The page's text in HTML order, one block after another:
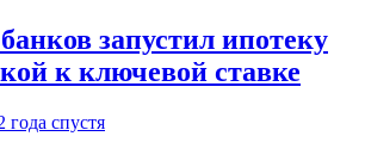
запустил ипотеку
к ключевой ставке
года спустя